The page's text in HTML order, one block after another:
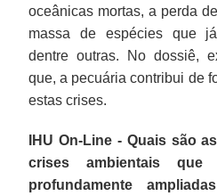
oceânicas mortas, a perda
massa de espécies que
dentre outras. No dossiê,
que, a pecuária contribui de
estas crises.
IHU On-Line - Quais são
crises ambientais que
profundamente